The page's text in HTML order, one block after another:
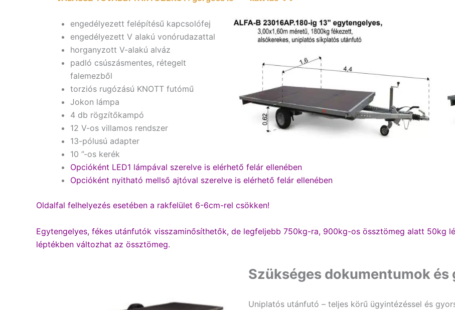
engedélyezett felépítésű kapcsolófej
engedélyezett V alakú vonórudazattal
horganyzott V-alakú alváz
padló csúszásmentes, rétegelt
falemezből
torziós rugózású KNOTT futómű
Jokon lámpa
4 db rögzítőkampó
12 V-os villamos rendszer
13-pólusú adapter
10 ”-os kerék
Opcióként LED1 lámpával szerelve is elérhető felár ellenében
Opcióként nyitható mellső ajtóval szerelve is elérhető felár ellenében
Oldalfal felhelyezés esetében a rakfelület 6-6cm-rel csökken!
Egytengelyes, fékes utánfutók visszaminősíthetők, de legfeljebb 750kg-ra, 900kg-os össztömeg alatt 50kg
léptékben változhat az össztömeg.
Szükséges dokumentumok és
Uniplatós utánfutó – teljes körű ügyintézéssel és